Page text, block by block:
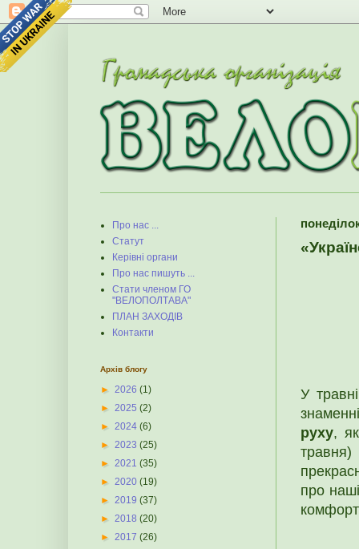
У
руху,
про
Про нас ...
Статут
Керівні органи
Про нас пишуть ...
Стати членом ГО
"ВЕЛОПОЛТАВА"
ПЛАН ЗАХОДІВ
Контакти
Архів блогу
► 2026 (1)
► 2025 (2)
► 2024 (6)
► 2023 (25)
► 2021 (35)
► 2020 (19)
► 2019 (37)
► 2018 (20)
► 2017 (26)